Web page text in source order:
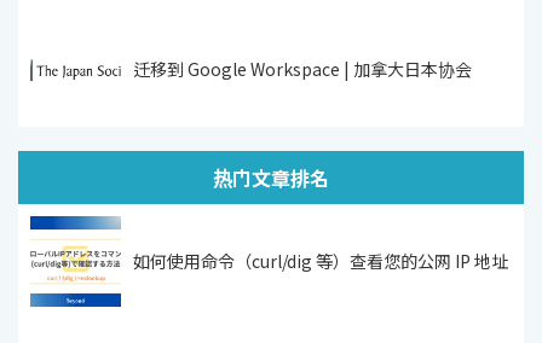
迁移到 Google Workspace | 加拿大日本协会
热门文章排名
如何使用命令（curl/dig 等）查看您的公网 IP 地址